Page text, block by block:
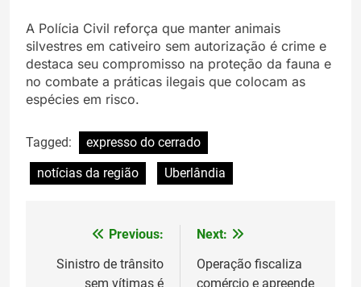
A Polícia Civil reforça que manter animais
silvestres em cativeiro sem autorização é crime e
destaca seu compromisso na proteção da fauna e
no combate a práticas ilegais que colocam as
espécies em risco.
Tagged:
expresso do cerrado
notícias da região
Uberlândia
Navegação
de
Previous:
Sinistro de trânsito
sem vítimas é
Next:
Operação fiscaliza
comércio e apreende